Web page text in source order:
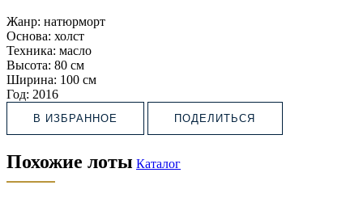
Жанр: натюрморт
Основа: холст
Техника: масло
Высота: 80 см
Ширина: 100 см
Год: 2016
В ИЗБРАННОЕ ПОДЕЛИТЬСЯ
Похожие лоты Каталог